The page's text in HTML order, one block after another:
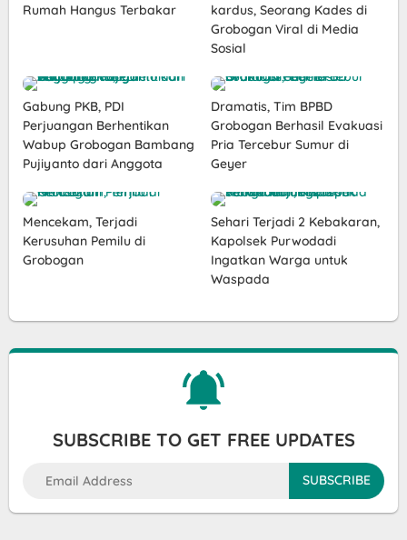
Rumah Hangus Terbakar
kardus, Seorang Kades di
Grobogan Viral di Media
Sosial
Gabung PKB, PDI
Perjuangan Berhentikan
Wabup Grobogan Bambang
Pujiyanto dari Anggota
Dramatis, Tim BPBD
Grobogan Berhasil Evakuasi
Pria Tercebur Sumur di
Geyer
Mencekam, Terjadi
Kerusuhan Pemilu di
Grobogan
Sehari Terjadi 2 Kebakaran,
Kapolsek Purwodadi
Ingatkan Warga untuk
Waspada
SUBSCRIBE TO GET FREE UPDATES